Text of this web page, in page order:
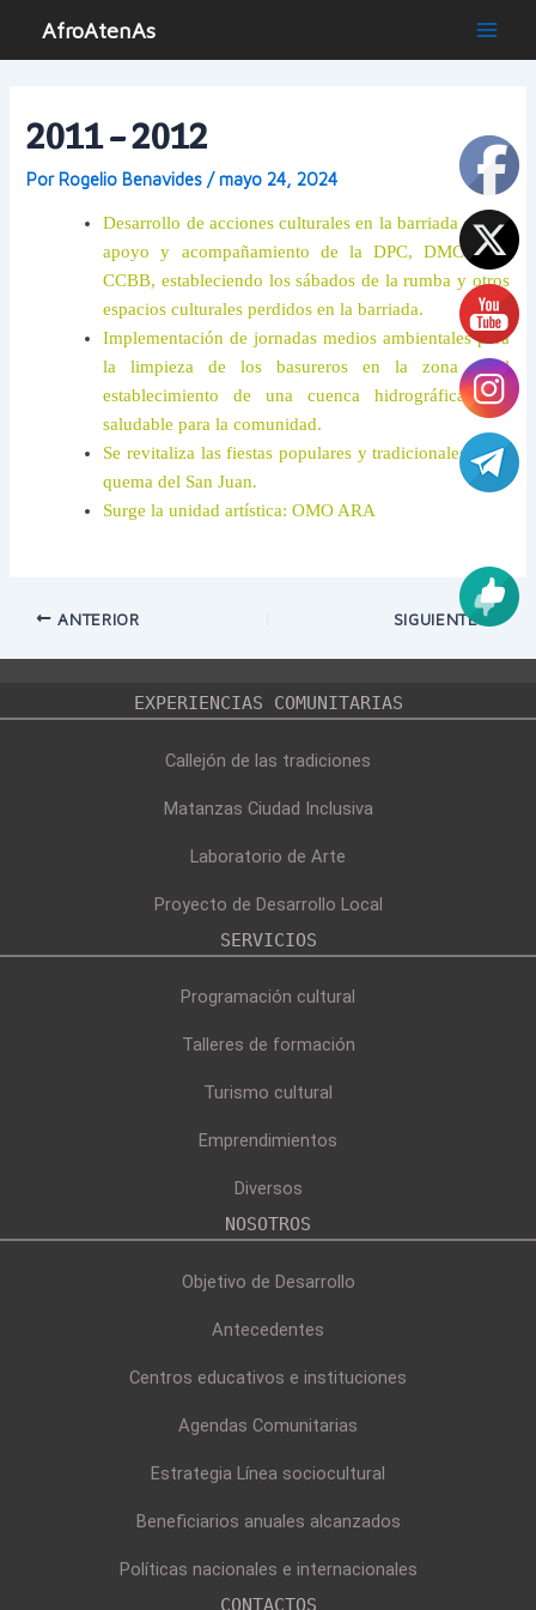
AfroAtenAs
Main
2011 – 2012
Por Rogelio Benavides /mayo 24, 2024
Desarrollo de acciones culturales en la barriada con el
apoyo y acompañamiento de la DPC, DMC y la
CCBB, estableciendo los sábados de la rumba y otros
espacios culturales perdidos en la barriada.
Implementación de jornadas medios ambientales para
la limpieza de los basureros en la zona y el
establecimiento de una cuenca hidrográfica más
saludable para la comunidad.
Se revitaliza las fiestas populares y tradicionales de la
quema del San Juan.
Surge la unidad artística: OMO ARA
NavegaciónANTERIOR SIGUIENTE
EXPERIENCIAS COMUNITARIAS
Callejón de las tradiciones
Matanzas Ciudad Inclusiva
Laboratorio de Arte
Proyecto de Desarrollo Local
SERVICIOS
Programación cultural
Talleres de formación
Turismo cultural
Emprendimientos
Diversos
NOSOTROS
Objetivo de Desarrollo
Antecedentes
Centros educativos e instituciones
Agendas Comunitarias
Estrategia Línea sociocultural
Beneficiarios anuales alcanzados
Políticas nacionales e internacionales
CONTACTOS